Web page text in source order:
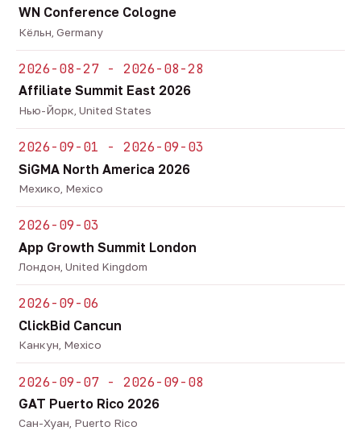
WN Conference Cologne
Кёльн, Germany
2026-08-27 - 2026-08-28
Affiliate Summit East 2026
Нью-Йорк, United States
2026-09-01 - 2026-09-03
SiGMA North America 2026
Мехико, Mexico
2026-09-03
App Growth Summit London
Лондон, United Kingdom
2026-09-06
ClickBid Cancun
Канкун, Mexico
2026-09-07 - 2026-09-08
GAT Puerto Rico 2026
Сан-Хуан, Puerto Rico